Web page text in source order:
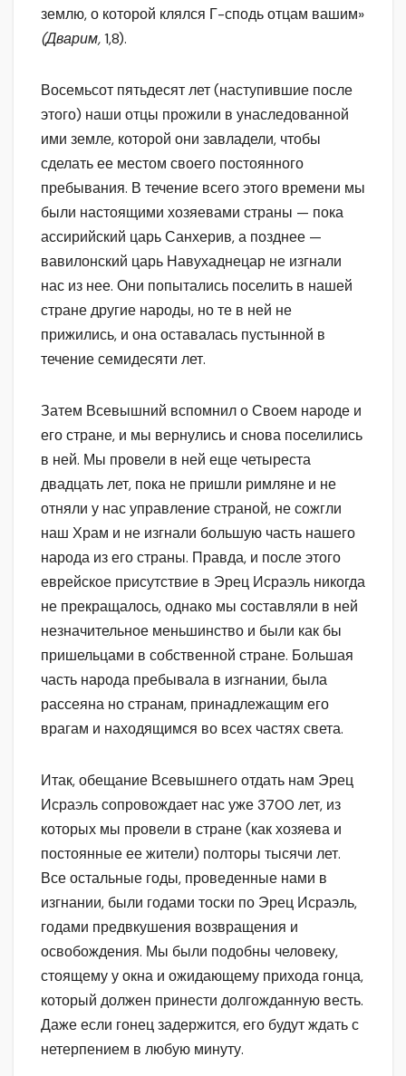
землю, о которой клялся Г-сподь отцам вашим»
(Дварим,1,8).
Восемьсот пятьдесят лет (наступившие после
этого) наши отцы прожили в унаследованной
ими земле, которой они завладели, чтобы
сделать ее местом своего постоянного
пребывания. В течение всего этого времени мы
были настоящими хозяевами страны — пока
ассирийский царь Санхерив, а позднее —
вавилонский царь Навухаднецар не изгнали
нас из нее. Они попытались поселить в нашей
стране другие народы, но те в ней не
прижились, и она оставалась пустынной в
течение семидесяти лет.
Затем Всевышний вспомнил о Своем народе и
его стране, и мы вернулись и снова поселились
в ней. Мы провели в ней еще четыреста
двадцать лет, пока не пришли римляне и не
отняли у нас управление страной, не сожгли
наш Храм и не изгнали большую часть нашего
народа из его страны. Правда, и после этого
еврейское присутствие в Эрец Исраэль никогда
не прекращалось, однако мы составляли в ней
незначительное меньшинство и были как бы
пришельцами в собственной стране. Большая
часть народа пребывала в изгнании, была
рассеяна но странам, принадлежащим его
врагам и находящимся во всех частях света.
Итак, обещание Всевышнего отдать нам Эрец
Исраэль сопровождает нас уже 3700 лет, из
которых мы провели в стране (как хозяева и
постоянные ее жители) полторы тысячи лет.
Все остальные годы, проведенные нами в
изгнании, были годами тоски по Эрец Исраэль,
годами предвкушения возвращения и
освобождения. Мы были подобны человеку,
стоящему у окна и ожидающему прихода гонца,
который должен принести долгожданную весть.
Даже если гонец задержится, его будут ждать с
нетерпением в любую минуту.